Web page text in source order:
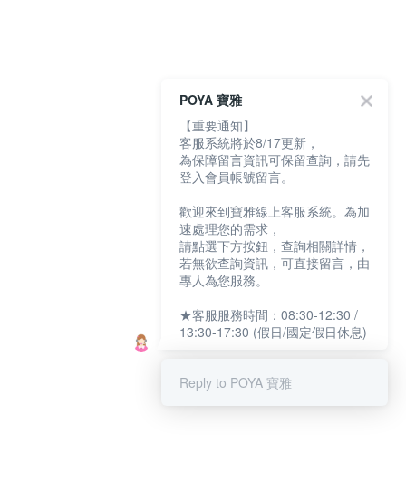
POYA 寶雅
【重要通知】
客服系統將於8/17更新，
為保障留言資訊可保留查詢，請先
登入會員帳號留言。
歡迎來到寶雅線上客服系統。為加
速處理您的需求，
請點選下方按鈕，查詢相關詳情，
若無欲查詢資訊，可直接留言，由
專人為您服務。
★客服服務時間：08:30-12:30 /
13:30-17:30 (假日/國定假日休息)
Reply to POYA 寶雅